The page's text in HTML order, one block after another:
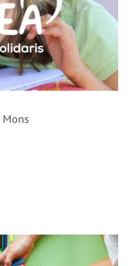
Mons